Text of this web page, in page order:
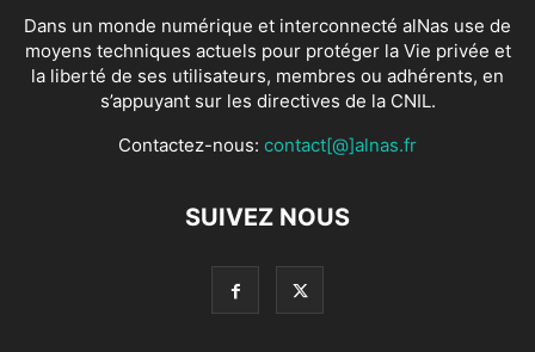
Dans un monde numérique et interconnecté alNas use de
moyens techniques actuels pour protéger la Vie privée et
la liberté de ses utilisateurs, membres ou adhérents, en
s’appuyant sur les directives de la CNIL.
Contactez-nous: contact[@]alnas.fr
SUIVEZ NOUS